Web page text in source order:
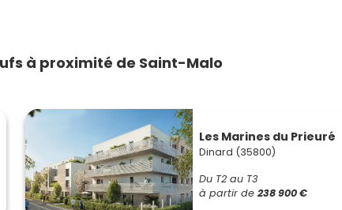
à proximité de Saint-Malo
Les Marines du Prieuré
Dinard (35800)
Du T2 au T3
à partir de 238 900 €